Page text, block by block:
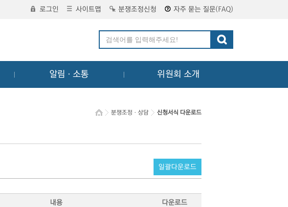
로그인 사이트맵 분쟁조정신청 자주 묻는 질문(FAQ)
알림ㆍ소통 위원회 소개
분쟁조정ㆍ상담 신청서식 다운로드
일괄다운로드
내용 다운로드